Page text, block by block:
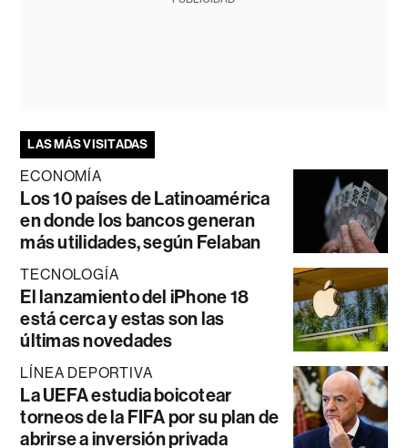
LAS MÁS VISITADAS
ECONOMÍA
Los 10 países de Latinoamérica
en donde los bancos generan
más utilidades, según Felaban
TECNOLOGÍA
El lanzamiento del iPhone 18
está cerca y estas son las
últimas novedades
LÍNEA DEPORTIVA
La UEFA estudia boicotear
torneos de la FIFA por su plan de
abrirse a inversión privada